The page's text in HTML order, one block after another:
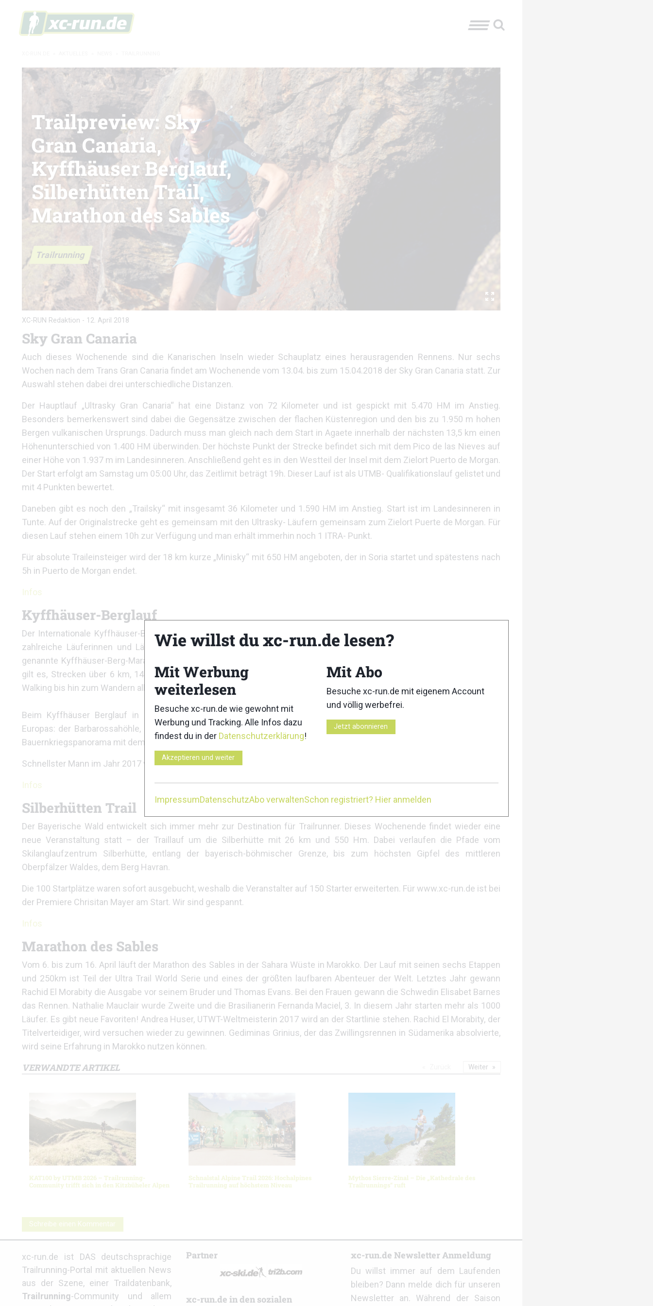
Trailrunning
Trailpreview: Sky
Gran Canaria,
Kyffhäuser Berglauf,
Silberhütten Trail,
Marathon des Sables
XC-RUN Redaktion - 12. April 2018
Sky Gran Canaria
Auch dieses Wochenende sind die Kanarischen Inseln wieder Schauplatz eines herausragenden Rennens. Nur sechs
Wochen nach dem Trans Gran Canaria findet am Wochenende vom 13.04. bis zum 15.04.2018 der Sky Gran Canaria statt. Zur
Auswahl stehen dabei drei unterschiedliche Distanzen.
Der Hauptlauf „Ultrasky Gran Canaria“ hat eine Distanz von 72 Kilometer und ist gespickt mit 5.470 HM im Anstieg.
Besonders bemerkenswert sind dabei die Gegensätze zwischen der flachen Küstenregion und den bis zu 1.950 m hohen
Bergen vulkanischen Ursprungs. Dadurch muss man gleich nach dem Start in Agaete innerhalb der nächsten 13,5 km einen
Höhenunterschied von 1.400 HM überwinden. Der höchste Punkt der Strecke befindet sich mit dem Pico de las Nieves auf
einer Höhe von 1.937 m im Landesinneren. Anschließend geht es in den Westteil der Insel mit dem Zielort Puerto de Morgan.
Der Start erfolgt am Samstag um 05:00 Uhr, das Zeitlimit beträgt 19h. Dieser Lauf ist als UTMB- Qualifikationslauf gelistet und
mit 4 Punkten bewertet.
Daneben gibt es noch den „Trailsky“ mit insgesamt 36 Kilometer und 1.590 HM im Anstieg. Start ist im Landesinneren in
Tunte. Auf der Originalstrecke geht es gemeinsam mit den Ultrasky- Läufern gemeinsam zum Zielort Puerte de Morgan. Für
diesen Lauf stehen einem 10h zur Verfügung und man erhält immerhin noch 1 ITRA- Punkt.
Für absolute Traileinsteiger wird der 18 km kurze „Minisky“ mit 650 HM angeboten, der in Soria startet und spätestens nach
5h in Puerto de Morgan endet.
Infos
Kyffhäuser-Berglauf
Der Internationale Kyffhäuser-Berglauf findet seit 1979 in Bad Frankenhausen (Thüringen) statt und lockt in diesem Jahr
zahlreiche Läuferinnen und Läufer zum 40. Jubiläum. Das Streckenangebot umfasst verschiedene Distanzen: Der so
genannte Kyffhäuser-Berg-Marathon ist die Königsdiziplin und mit fast 700 Höhenmetern recht anspruchsvoll. Außerdem
gilt es, Strecken über 6 km, 14 km und die Halbmarathon-Distanz zu bewältigen, wobei von Laufen über Walking/Nordic-
Walking bis hin zum Wandern alles erlaubt ist.
Beim Kyffhäuser Berglauf in Frankenhausen geht´s vorbei an den Sehenswürdigkeiten des kleinsten Mittelgebirges
Europas: der Barbarossahöhle, der Rothenburg oder dem Kyffhäuserdenkmal. Alle Strecken führen kurz vor dem Ziel am
Bauernkriegspanorama mit dem größten Rundgemälde Deutschlands vorbei.
Schnellster Mann im Jahr 2017 war Marcel Krieghoff (2:37h), schnellste Frau Michaela Danner (3:29h)
Infos
Silberhütten Trail
Der Bayerische Wald entwickelt sich immer mehr zur Destination für Trailrunner. Dieses Wochenende findet wieder eine
neue Veranstaltung statt – der Traillauf um die Silberhütte mit 26 km und 550 Hm. Dabei verlaufen die Pfade vom
Skilanglaufzentrum Silberhütte, entlang der bayerisch-böhmischer Grenze, bis zum höchsten Gipfel des mittleren
Oberpfälzer Waldes, dem Berg Havran.
Die 100 Startplätze waren sofort ausgebucht, weshalb die Veranstalter auf 150 Starter erweiterten. Für www.xc-run.de ist bei
der Premiere Chrisitan Mayer am Start. Wir sind gespannt.
Infos
Marathon des Sables
Vom 6. bis zum 16. April läuft der Marathon des Sables in der Sahara Wüste in Marokko. Der Lauf mit seinen sechs Etappen
und 250km ist Teil der Ultra Trail World Serie und eines der größten laufbaren Abenteuer der Welt. Letztes Jahr gewann
Rachid El Morabity die Ausgabe vor seinem Bruder und Thomas Evans. Bei den Frauen gewann die Schwedin Elisabet Barnes
das Rennen. Nathalie Mauclair wurde Zweite und die Brasilianerin Fernanda Maciel, 3. In diesem Jahr starten mehr als 1000
Läufer. Es gibt neue Favoriten! Andrea Huser, UTWT-Weltmeisterin 2017 wird an der Startlinie stehen. Rachid El Morabity, der
Titelverteidiger, wird versuchen wieder zu gewinnen. Gediminas Grinius, der das Zwillingsrennen in Südamerika absolvierte,
wird seine Erfahrung in Marokko nutzen können.
VERWANDTE ARTIKEL
KAT100 by UTMB 2026 – Trailrunning-
Community trifft sich in den Kitzbüheler Alpen
Schnalstal Alpine Trail 2026: Hochalpines
Trailrunning auf höchstem Niveau
Mythos Sierre-Zinal – Die „Kathedrale des
Trailrunnings“ ruft
Weiter
Schreibe einen Kommentar
xc-run.de ist DAS deutschsprachige
Trailrunning-Portal mit aktuellen News
aus der Szene, einer Traildatenbank,
Trailrunning-Community und allem
Partner
xc-run.de in den sozialen
xc-run.de Newsletter Anmeldung
Du willst immer auf dem Laufenden
bleiben? Dann melde dich für unseren
Newsletter an. Während der Saison
Wie willst du xc-run.de lesen?
Mit Werbung
weiterlesen
Besuche xc-run.de wie gewohnt mit
Werbung und Tracking. Alle Infos dazu
findest du in der Datenschutzerklärung!
Akzeptieren und weiter
Mit Abo
Besuche xc-run.de mit eigenem Account
und völlig werbefrei.
Jetzt abonnieren
ImpressumDatenschutzAbo verwaltenSchon registriert? Hier anmelden